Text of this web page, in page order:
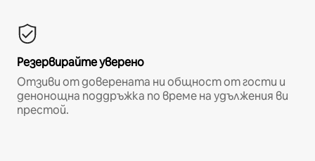
Резервирайте уверено
Отзиви от доверената ни общност от гости и
денонощна поддръжка по време на удължения ви
престой.